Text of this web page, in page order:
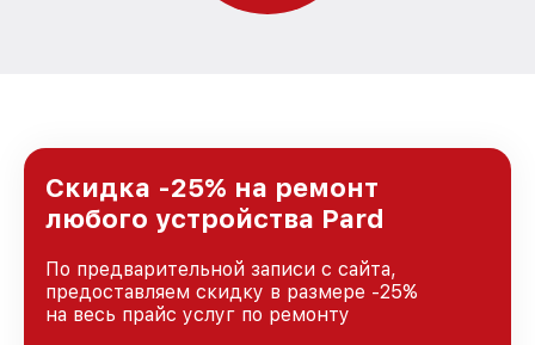
Скидка -25% на ремонт
любого устройства Pard
По предварительной записи с сайта,
предоставляем скидку в размере -25%
на весь прайс услуг по ремонту